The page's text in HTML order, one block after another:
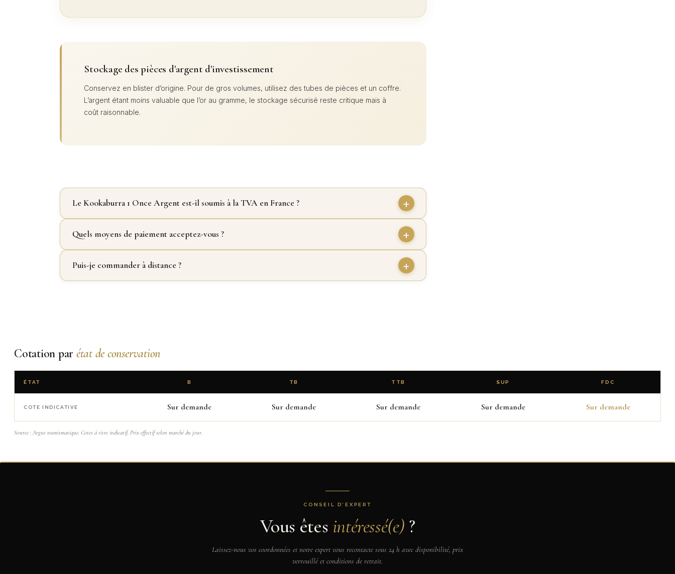
Stockage des pièces d'argent d'investissement
Conservez en blister d’origine. Pour de gros volumes, utilisez des tubes de pièces et un coffre.
L’argent étant moins valuable que l’or au gramme, le stockage sécurisé reste critique mais à
coût raisonnable.
Le Kookaburra 1 Once Argent est-il soumis à la TVA en France ?
Quels moyens de paiement acceptez-vous ?
Puis-je commander à distance ?
Cotation par état de conservation
ÉTAT B TB TTB SUP FDC
COTE INDICATIVE Sur demande Sur demande Sur demande Sur demande Sur demande
Source : Argus numismatique. Cotes à titre indicatif. Prix effectif selon marché du jour.
CONSEIL D’EXPERT
Vous êtes intéressé(e) ?
Laissez-nous vos coordonnées et notre expert vous recontacte sous 24 h avec disponibilité, prix
verrouillé et conditions de retrait.